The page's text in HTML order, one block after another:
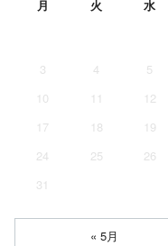
月 火 水
3
4 5
10
11 12
17
18 19
24
25 26
31
« 5月